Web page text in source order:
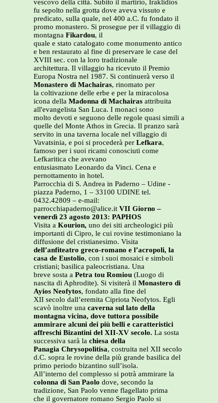
vescovo della città. Subito il martirio, Iraklidios
fu sepolto nella grotta dove aveva vissuto e
predicato, sulla quale, nel 400 a.C. fu fondato il
promo monastero. Si prosegue per il villaggio di
montagna Fikardou, il
quale e stato catalogato come monumento antico
e ben restaurato al fine di preservare le case del
XVIII sec. con la loro tradizionale
architettura. Il villaggio ha ricevuto il Premio
Europa Nostra nel 1987. Si continuerà verso il
Monastero di Machairas, rinomato per
la coltivazione delle erbe e per la miracolosa
icona della Madonna di Machairas attribuita
all'evangelista San Luca. I monaci sono
molto devoti e seguono delle regole quasi simili a
quelle del Monte Athos in Grecia. Il pranzo sarà
servito in una taverna locale nel villaggio di
Vavatsinia, e poi si procederà per Lefkara,
famoso per i suoi ricami conosciuti come
Lefkaritica che avevano
entusiasmato Leonardo da Vinci. Cena e
pernottamento in hotel.
Parrocchia di S. Andrea in Paderno – Udine -
piazza Paderno, 1 – 33100 UDINE tel.
0432.42809 – e-mail:
parrocchiapaderno@alice.it VII Giorno –
venerdì 23 agosto 2013: PAPHOS
Visita a Kourion, uno dei siti archeologici più
importanti di Cipro, le cui rovine testimoniano la
diffusione del cristianesimo. Visita
dell’anfiteatro greco-romano e l’acropoli, la
casa de Eustolio, con i suoi mosaici e simboli
cristiani; basilica paleocristiana. Una
breve sosta a Petra tou Romiou (Luogo di
nascita di Aphrodite). Si visiterà il Monastero di
Ayios Neofytos, fondato alla fine del
XII secolo dall’eremita Cipriota Neofytos. Egli
scavò inoltre una caverna sul lato della
montagna vicina, dove tuttora possibile
ammirare alcuni dei più belli e caratteristici
affreschi Bizantini del XII-XV secolo. La sosta
successiva sarà la chiesa della
Panagia Chrysopolitisa, costruita nel XII secolo
d.C. sopra le rovine della più grande basilica del
primo periodo bizantino sull’isola.
All’interno del complesso si potrà ammirare la
colonna di San Paolo dove, secondo la
tradizione, San Paolo venne flagellato prima
che il governatore romano Sergio Paolo si